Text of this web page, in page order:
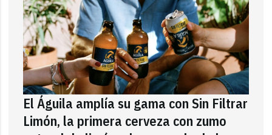
El Águila amplía su gama con Sin Filtrar
Limón, la primera cerveza con zumo